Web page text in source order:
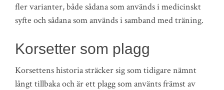
fler varianter, både sådana som används i medicinskt
syfte och sådana som används i samband med träning.
Korsetter som plagg
Korsettens historia sträcker sig som tidigare nämnt
långt tillbaka och är ett plagg som använts främst av